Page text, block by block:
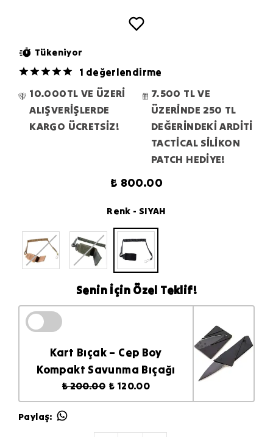
Tükeniyor
1 değerlendirme
10.000TL VE ÜZERİ
ALIŞVERİŞLERDE
KARGO ÜCRETSİZ!
7.500 TL VE
ÜZERİNDE 250 TL
DEĞERİNDEKİ ARDİTİ
TACTİCAL SİLİKON
PATCH HEDİYE!
₺ 800.00
Renk - SIYAH
Senin İçin Özel Teklif!
Kart Bıçak – Cep Boy
Kompakt Savunma Bıçağı
₺ 200.00 ₺ 120.00
Paylaş: